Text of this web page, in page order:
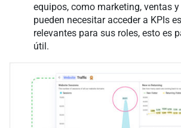
equipos, como marketing, ventas
pueden necesitar acceder a KPIs
relevantes para sus roles, esto es
útil.